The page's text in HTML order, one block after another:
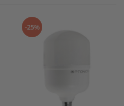
-25%